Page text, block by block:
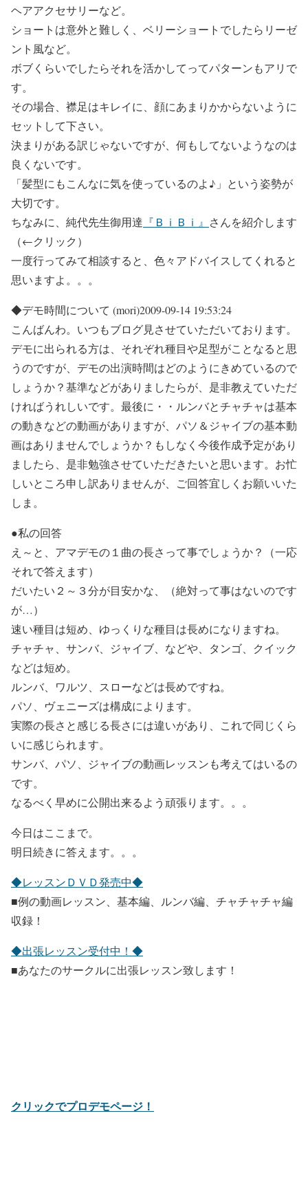
ヘアアクセサリーなど。
ショートは意外と難しく、ベリーショートでしたらリーゼ
ント風など。
ボブくらいでしたらそれを活かしてってパターンもアリで
す。
その場合、襟足はキレイに、顔にあまりかからないように
セットして下さい。
決まりがある訳じゃないですが、何もしてないようなのは
良くないです。
「髪型にもこんなに気を使っているのよ♪」という姿勢が
大切です。
ちなみに、純代先生御用達 『ＢｉＢｉ』 さんを紹介します
（←クリック）
一度行ってみて相談すると、色々アドバイスしてくれると
思いますよ。。。
◆デモ時間について (mori)2009-09-14 19:53:24
こんばんわ。いつもブログ見させていただいております。
デモに出られる方は、それぞれ種目や足型がことなると思
うのですが、デモの出演時間はどのようにきめているので
しょうか？基準などがありましたらが、是非教えていただ
ければうれしいです。最後に・・ルンバとチャチャは基本
の動きなどの動画がありますが、パソ＆ジャイブの基本動
画はありませんでしょうか？もしなく今後作成予定があり
ましたら、是非勉強させていただきたいと思います。お忙
しいところ申し訳ありませんが、ご回答宜しくお願いいた
しま。
●私の回答
え～と、アマデモの１曲の長さって事でしょうか？（一応
それで答えます）
だいたい２～３分が目安かな、（絶対って事はないのです
が…）
速い種目は短め、ゆっくりな種目は長めになりますね。
チャチャ、サンバ、ジャイブ、などや、タンゴ、クイック
などは短め。
ルンバ、ワルツ、スローなどは長めですね。
パソ、ヴェニーズは構成によります。
実際の長さと感じる長さには違いがあり、これで同じくら
いに感じられます。
サンバ、パソ、ジャイブの動画レッスンも考えてはいるの
です。
なるべく早めに公開出来るよう頑張ります。。。
今日はここまで。
明日続きに答えます。。。
◆レッスンＤＶＤ発売中◆
■例の動画レッスン、基本編、ルンバ編、チャチャチャ編
収録！
◆出張レッスン受付中！◆
■あなたのサークルに出張レッスン致します！
クリックでプロデモページ！